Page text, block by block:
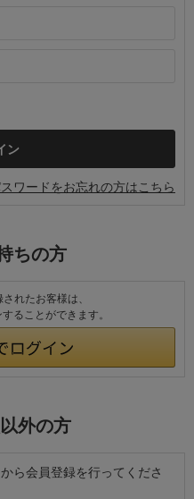
ワードをお忘れの方はこちら
ちの方
れたお客様は、
ることができます。
外の方
ら会員登録を行ってくださ